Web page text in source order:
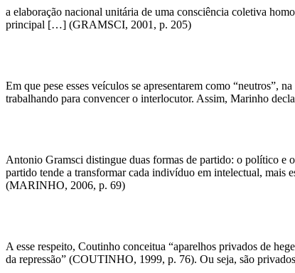
a elaboração nacional unitária de uma consciência coletiva
principal […] (GRAMSCI, 2001, p. 205)
Em que pese esses veículos se apresentarem como “neutros”,
trabalhando para convencer o interlocutor. Assim, Marinho
Antonio Gramsci distingue duas formas de partido: o político e
partido tende a transformar cada indivíduo em intelectual, mais
(MARINHO, 2006, p. 69)
A esse respeito, Coutinho conceitua “aparelhos privados de
da repressão” (COUTINHO, 1999, p. 76). Ou seja, são